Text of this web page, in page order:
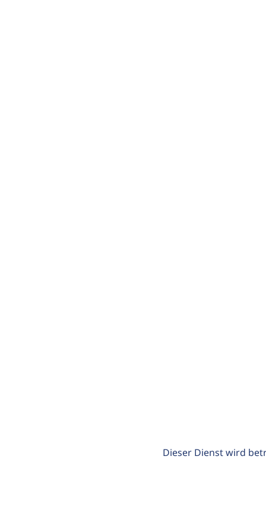
Dieser Dienst wird